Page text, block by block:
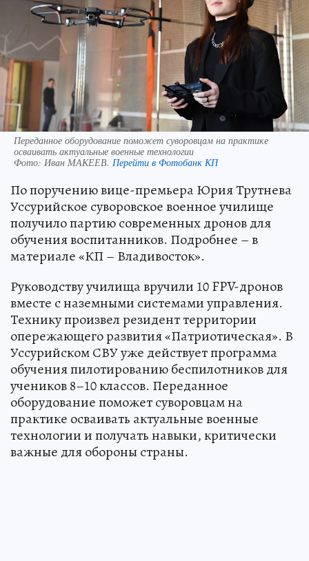
Переданное оборудование поможет суворовцам на практике
осваивать актуальные военные технологии
Фото: Иван МАКЕЕВ. Перейти в Фотобанк КП
По поручению вице-премьера Юрия Трутнева
Уссурийское суворовское военное училище
получило партию современных дронов для
обучения воспитанников. Подробнее – в
материале «КП – Владивосток».
Руководству училища вручили 10 FPV-дронов
вместе с наземными системами управления.
Технику произвел резидент территории
опережающего развития «Патриотическая». В
Уссурийском СВУ уже действует программа
обучения пилотированию беспилотников для
учеников 8–10 классов. Переданное
оборудование поможет суворовцам на
практике осваивать актуальные военные
технологии и получать навыки, критически
важные для обороны страны.